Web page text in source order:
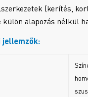
(kerítés,
külön alapozás nélkül
jellemzők: